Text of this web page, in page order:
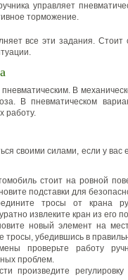
управляет
торможение.
все эти задания. Стоит
В
В пневматическом
работу.
своими силами, если у
стоит на ровной
подставки для
тросы от крана
извлеките кран из его
новый элемент на
убедившись в
проверьте работу
проблем.
произведите